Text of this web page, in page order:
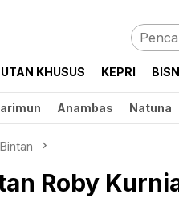
KHUSUS KEPRI
Anambas Natuna
Bintan
Roby